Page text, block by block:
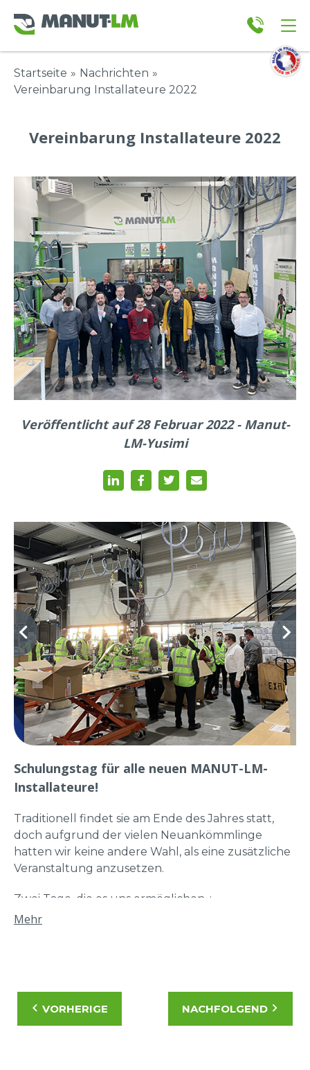
Startseite » Nachrichten »
Vereinbarung Installateure 2022
Vereinbarung Installateure 2022
Veröffentlicht auf 28 Februar 2022 - Manut-
LM-Yusimi
Schulungstag für alle neuen MANUT-LM-
Installateure!
Traditionell findet sie am Ende des Jahres statt,
doch aufgrund der vielen Neuankömmlinge
hatten wir keine andere Wahl, als eine zusätzliche
Veranstaltung anzusetzen.
Zwei Tage, die es uns ermöglichen, :
Installateure in der Installation unserer
Eine Verbindung zwischen unseren Teams
herstellen
Mehr
VORHERIGE NACHFOLGEND